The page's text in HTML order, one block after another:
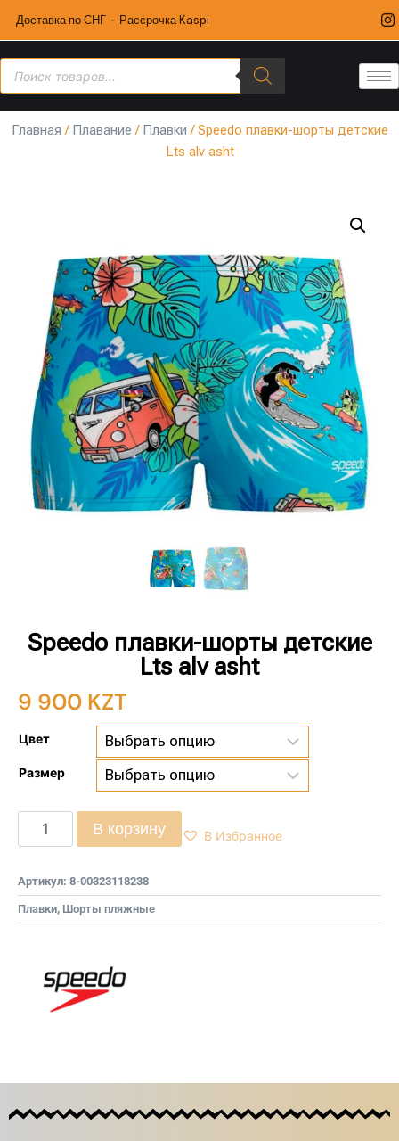
Доставка по СНГ · Рассрочка Kaspi
Главная / Плавание / Плавки / Speedo плавки-шорты детские
Lts alv asht
Speedo плавки-шорты детские
Lts alv asht
9 900 KZT
Цвет
Размер
В корзину В Избранное
Артикул: 8-00323118238
Плавки, Шорты пляжные